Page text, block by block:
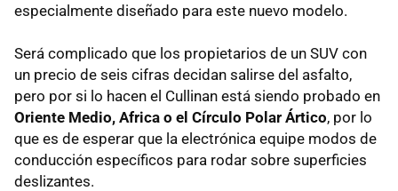
especialmente diseñado para este nuevo modelo.
Será complicado que los propietarios de un SUV con
un precio de seis cifras decidan salirse del asfalto,
pero por si lo hacen el Cullinan está siendo probado en
Oriente Medio, Africa o el Círculo Polar Ártico, por lo
que es de esperar que la electrónica equipe modos de
conducción específicos para rodar sobre superficies
deslizantes.